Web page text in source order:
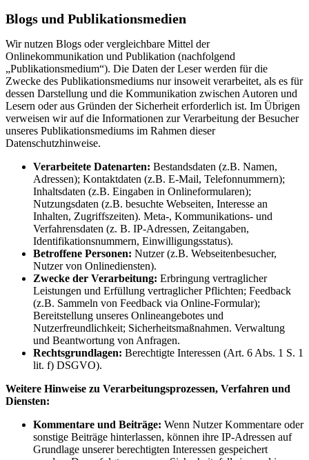
Blogs und Publikationsmedien
Wir nutzen Blogs oder vergleichbare Mittel der
Onlinekommunikation und Publikation (nachfolgend
„Publikationsmedium“). Die Daten der Leser werden für die
Zwecke des Publikationsmediums nur insoweit verarbeitet, als es für
dessen Darstellung und die Kommunikation zwischen Autoren und
Lesern oder aus Gründen der Sicherheit erforderlich ist. Im Übrigen
verweisen wir auf die Informationen zur Verarbeitung der Besucher
unseres Publikationsmediums im Rahmen dieser
Datenschutzhinweise.
Verarbeitete Datenarten: Bestandsdaten (z.B. Namen,
Adressen); Kontaktdaten (z.B. E-Mail, Telefonnummern);
Inhaltsdaten (z.B. Eingaben in Onlineformularen);
Nutzungsdaten (z.B. besuchte Webseiten, Interesse an
Inhalten, Zugriffszeiten). Meta-, Kommunikations- und
Verfahrensdaten (z. B. IP-Adressen, Zeitangaben,
Identifikationsnummern, Einwilligungsstatus).
Betroffene Personen: Nutzer (z.B. Webseitenbesucher,
Nutzer von Onlinediensten).
Zwecke der Verarbeitung: Erbringung vertraglicher
Leistungen und Erfüllung vertraglicher Pflichten; Feedback
(z.B. Sammeln von Feedback via Online-Formular);
Bereitstellung unseres Onlineangebotes und
Nutzerfreundlichkeit; Sicherheitsmaßnahmen. Verwaltung
und Beantwortung von Anfragen.
Rechtsgrundlagen: Berechtigte Interessen (Art. 6 Abs. 1 S. 1
lit. f) DSGVO).
Weitere Hinweise zu Verarbeitungsprozessen, Verfahren und
Diensten:
Kommentare und Beiträge: Wenn Nutzer Kommentare oder
sonstige Beiträge hinterlassen, können ihre IP-Adressen auf
Grundlage unserer berechtigten Interessen gespeichert